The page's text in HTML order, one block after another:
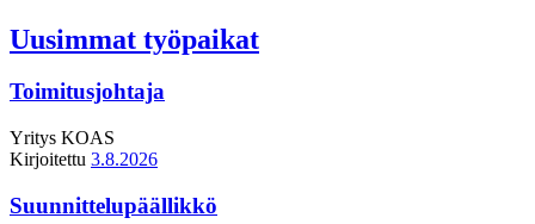
Uusimmat työpaikat
Toimitusjohtaja
Yritys KOAS
Kirjoitettu 3.8.2026
Suunnittelupäällikkö